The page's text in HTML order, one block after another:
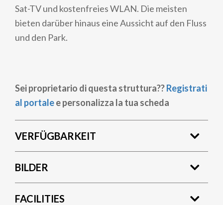
Sat-TV und kostenfreies WLAN. Die meisten
bieten darüber hinaus eine Aussicht auf den Fluss
und den Park.
Sei proprietario di questa struttura??Registrati
al portalee personalizza la tua scheda
VERFÜGBARKEIT
BILDER
FACILITIES